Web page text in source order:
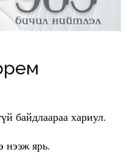
байдлаараа хариул.
нээж ярь.